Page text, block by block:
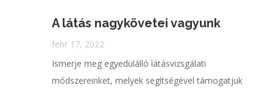
A látás nagykövetei vagyunk
febr 17, 2022
Ismerje meg egyedülálló látásvizsgálati
módszereinket, melyek segítségével támogatjuk